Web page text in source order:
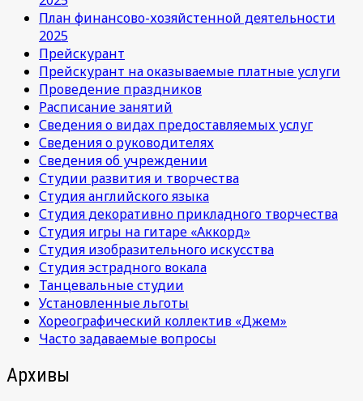
План финансово-хозяйстенной деятельности
2025
Прейскурант
Прейскурант на оказываемые платные услуги
Проведение праздников
Расписание занятий
Сведения о видах предоставляемых услуг
Сведения о руководителях
Сведения об учреждении
Студии развития и творчества
Студия английского языка
Студия декоративно прикладного творчества
Студия игры на гитаре «Аккорд»
Студия изобразительного искусства
Студия эстрадного вокала
Танцевальные студии
Установленные льготы
Хореографический коллектив «Джем»
Часто задаваемые вопросы
Архивы